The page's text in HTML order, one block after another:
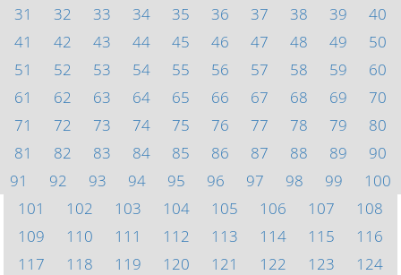
31
32 33 34 35 36 37 38 39
40
41
42 43 44 45 46 47 48 49
50
51
52 53 54 55 56 57 58 59
60
61
62 63 64 65 66 67 68 69
70
71
72 73 74 75 76 77 78 79
80
81
82 83 84 85 86 87 88 89
90
91
92 93 94 95 96 97 98 99
100
101
102 103 104 105 106 107
108
109
110 111 112 113 114 115
116
117
118 119 120 121 122 123
124